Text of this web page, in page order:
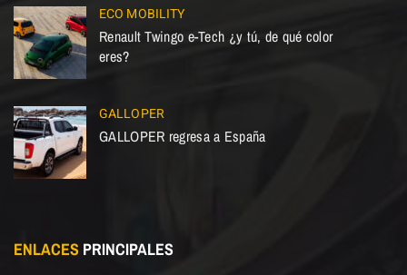
ECO MOBILITY
Renault Twingo e-Tech ¿y tú, de qué color
eres?
GALLOPER
GALLOPER regresa a España
ENLACES PRINCIPALES